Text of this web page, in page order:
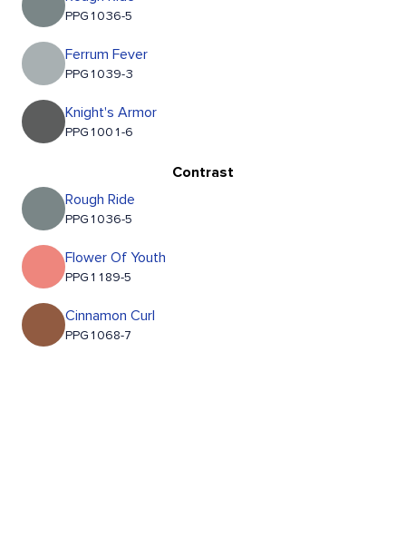
PPG1036-5
Ferrum Fever
PPG1039-3
Knight's Armor
PPG1001-6
Contrast
Rough Ride
PPG1036-5
Flower Of Youth
PPG1189-5
Cinnamon Curl
PPG1068-7